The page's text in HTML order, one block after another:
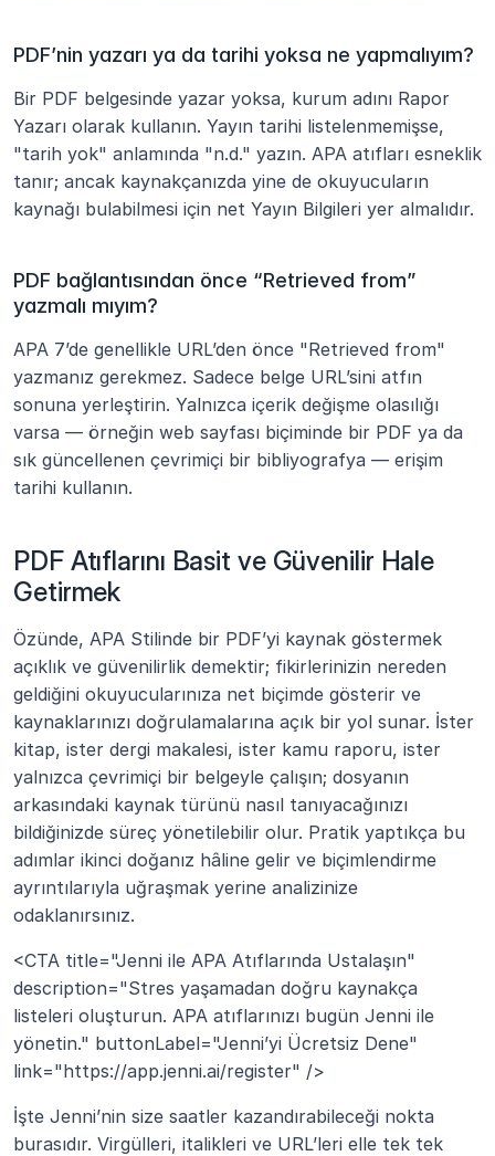
PDF’nin yazarı ya da tarihi yoksa ne yapmalıyım?
Bir PDF belgesinde yazar yoksa, kurum adını Rapor
Yazarı olarak kullanın. Yayın tarihi listelenmemişse,
"tarih yok" anlamında "n.d." yazın. APA atıfları esneklik
tanır; ancak kaynakçanızda yine de okuyucuların
kaynağı bulabilmesi için net Yayın Bilgileri yer almalıdır.
PDF bağlantısından önce “Retrieved from”
yazmalı mıyım?
APA 7’de genellikle URL’den önce "Retrieved from"
yazmanız gerekmez. Sadece belge URL’sini atfın
sonuna yerleştirin. Yalnızca içerik değişme olasılığı
varsa — örneğin web sayfası biçiminde bir PDF ya da
sık güncellenen çevrimiçi bir bibliyografya — erişim
tarihi kullanın.
PDF Atıflarını Basit ve Güvenilir Hale
Getirmek
Özünde, APA Stilinde bir PDF’yi kaynak göstermek
açıklık ve güvenilirlik demektir; fikirlerinizin nereden
geldiğini okuyucularınıza net biçimde gösterir ve
kaynaklarınızı doğrulamalarına açık bir yol sunar. İster
kitap, ister dergi makalesi, ister kamu raporu, ister
yalnızca çevrimiçi bir belgeyle çalışın; dosyanın
arkasındaki kaynak türünü nasıl tanıyacağınızı
bildiğinizde süreç yönetilebilir olur. Pratik yaptıkça bu
adımlar ikinci doğanız hâline gelir ve biçimlendirme
ayrıntılarıyla uğraşmak yerine analizinize
odaklanırsınız.
<CTA title="Jenni ile APA Atıflarında Ustalaşın"
description="Stres yaşamadan doğru kaynakça
listeleri oluşturun. APA atıflarınızı bugün Jenni ile
yönetin." buttonLabel="Jenni’yi Ücretsiz Dene"
link="https://app.jenni.ai/register" />
İşte Jenni’nin size saatler kazandırabileceği nokta
burasıdır. Virgülleri, italikleri ve URL’leri elle tek tek